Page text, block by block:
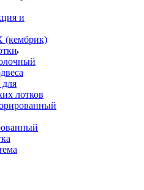
и
(кембрик)
для
лотков